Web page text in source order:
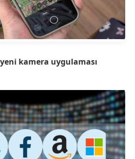
kamera uygulaması